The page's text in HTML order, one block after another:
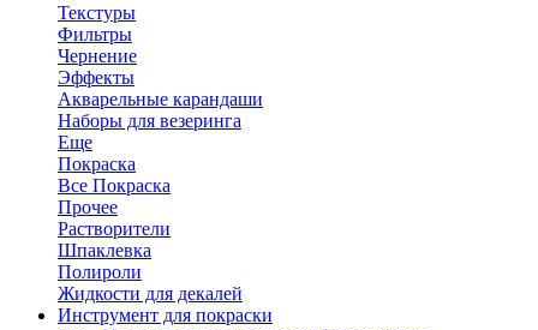
Текстуры
Фильтры
Чернение
Эффекты
Акварельные карандаши
Наборы для везеринга
Еще
Покраска
Все Покраска
Прочее
Растворители
Шпаклевка
Полироли
Жидкости для декалей
Инструмент для покраски